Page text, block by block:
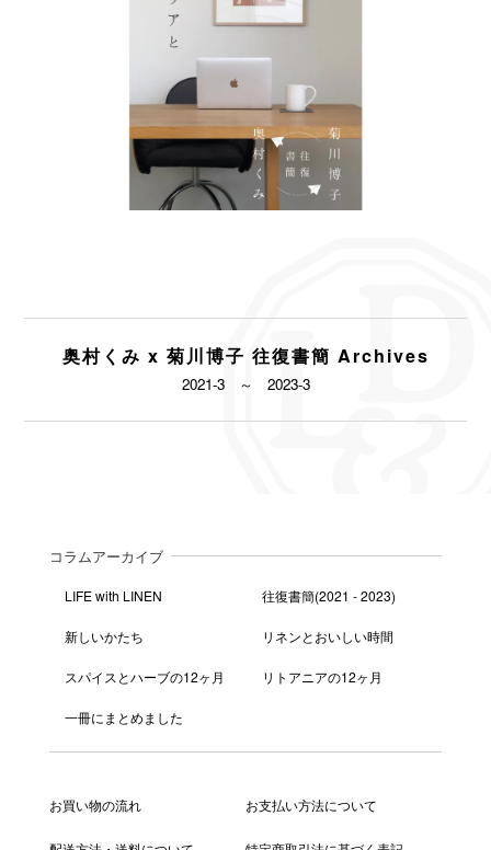
奥村くみ x 菊川博子 往復書簡 Archives
2021-3 ～ 2023-3
コラムアーカイブ
LIFE with LINEN 往復書簡(2021 - 2023)
新しいかたち リネンとおいしい時間
スパイスとハーブの12ヶ月 リトアニアの12ヶ月
一冊にまとめました
お買い物の流れ お支払い方法について